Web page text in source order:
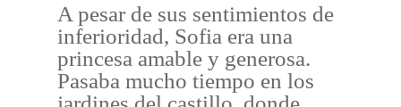
A pesar de sus sentimientos de
inferioridad, Sofia era una
princesa amable y generosa.
Pasaba mucho tiempo en los